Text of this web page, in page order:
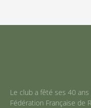
Le club a fêté ses 40
Fédération Française de